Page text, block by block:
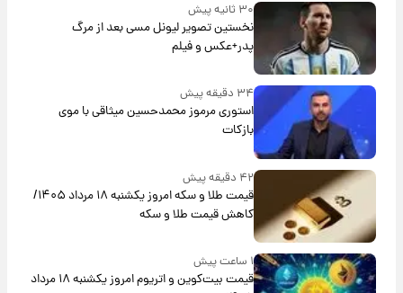
۳۰ ثانیه پیش
نخستین تصویر لیونل مسی بعد از مرگ
پدر+عکس و فیلم
۳۴ دقیقه پیش
استوری مرموز محمدحسین میثاقی با موی
بازکات
۴۲ دقیقه پیش
قیمت طلا و سکه امروز یکشنبه ۱۸ مرداد ۱۴۰۵/
کاهش قیمت طلا و سکه
۱ ساعت پیش
قیمت بیت‌کوین و اتریوم امروز یکشنبه ۱۸ مرداد